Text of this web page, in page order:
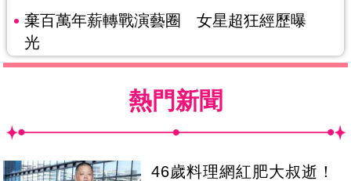
棄百萬年薪轉戰演藝圈 女星超狂經歷曝
光
熱門新聞
46歲料理網紅肥大叔逝！